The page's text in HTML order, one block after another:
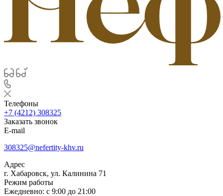
Телефоны
+7 (4212) 308325
Заказать звонок
E-mail
308325@nefertity-khv.ru
Адрес
г. Хабаровск, ул. Калинина 71
Режим работы
Ежедневно: с 9:00 до 21:00